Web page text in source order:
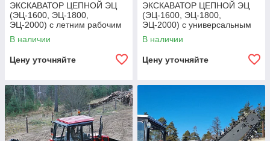
ЭКСКАВАТОР ЦЕПНОЙ ЭЦ
(ЭЦ-1600, ЭЦ-1800,
ЭЦ-2000) с летним рабочим
органом
В наличии
Цену уточняйте
ЭКСКАВАТОР ЦЕПНОЙ ЭЦ
(ЭЦ-1600, ЭЦ-1800,
ЭЦ-2000) с универсальным
рабочим органом
В наличии
Цену уточняйте